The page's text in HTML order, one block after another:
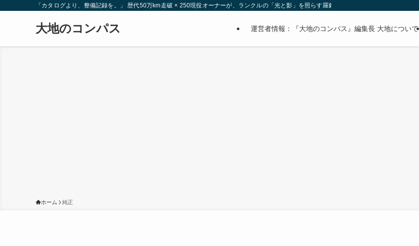
「カタログより、整備記録を。」 歴代50万km走破 × 250現役オーナーが、ランクルの「光と影」を照らす羅針盤。
大地のコンパス 運営者情報：『大地のコンパス』編集長 大地について
ホーム 純正